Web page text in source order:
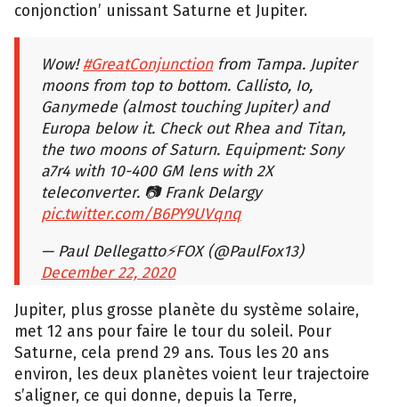
conjonction’ unissant Saturne et Jupiter.
Wow!#GreatConjunctionfrom Tampa. Jupiter
moons from top to bottom. Callisto, Io,
Ganymede (almost touching Jupiter) and
Europa below it. Check out Rhea and Titan,
the two moons of Saturn. Equipment: Sony
a7r4 with 10-400 GM lens with 2X
teleconverter. 📷 Frank Delargy
pic.twitter.com/B6PY9UVqnq
— Paul Dellegatto⚡️FOX (@PaulFox13)
December 22, 2020
Jupiter, plus grosse planète du système solaire,
met 12 ans pour faire le tour du soleil. Pour
Saturne, cela prend 29 ans. Tous les 20 ans
environ, les deux planètes voient leur trajectoire
s’aligner, ce qui donne, depuis la Terre,